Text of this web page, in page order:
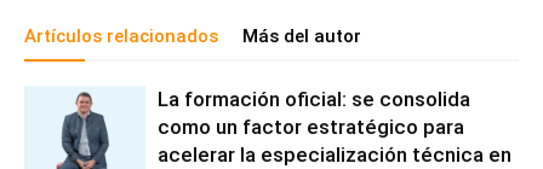
Artículos relacionados Más del autor
La formación oficial: se consolida
como un factor estratégico para
acelerar la especialización técnica en